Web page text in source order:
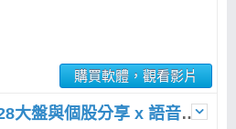
購買軟體，觀看影片
SARA EP.367｜07.28大盤與個股分享 x 語音直播